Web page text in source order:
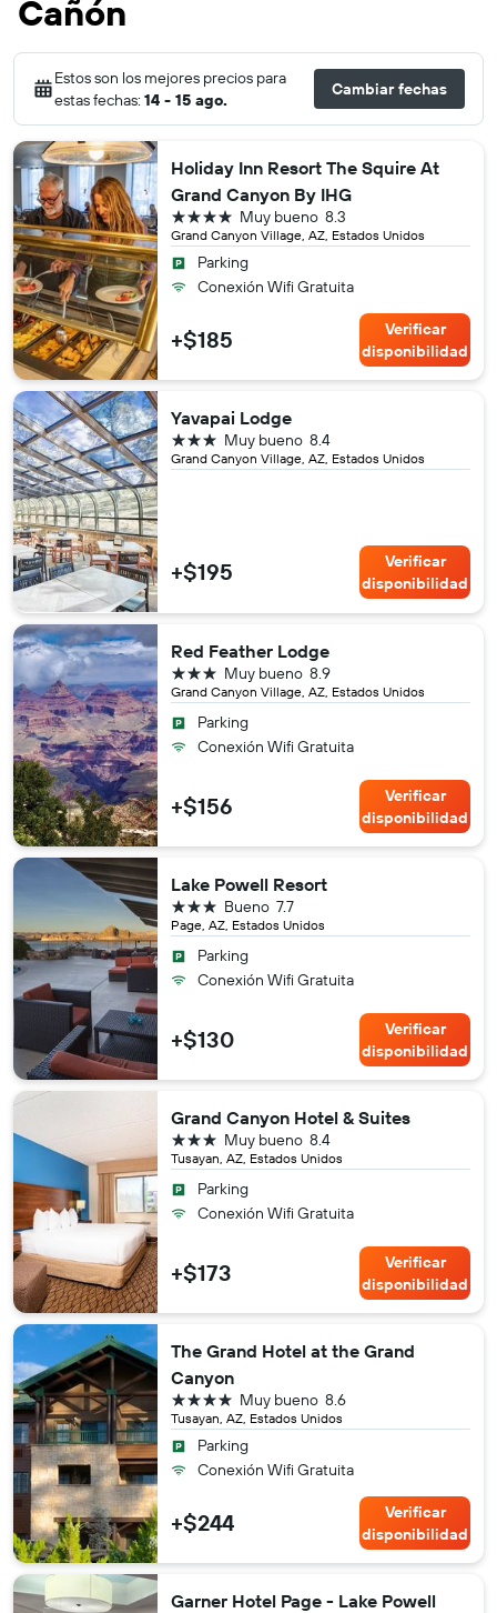
Cañón
Estos son los mejores precios para
estas fechas: 14 - 15 ago.
Cambiar fechas
Holiday Inn Resort The Squire At
Grand Canyon By IHG
Grand Canyon Village, AZ, Estados Unidos
8.3
Muy bueno
4 estrellas
Parking
Conexión Wifi Gratuita
+$185
Verificar
disponibilidad
Yavapai Lodge
Grand Canyon Village, AZ, Estados Unidos
8.4
Muy bueno
3 estrellas
+$195
Verificar
disponibilidad
Red Feather Lodge
Grand Canyon Village, AZ, Estados Unidos
8.9
Muy bueno
3 estrellas
Parking
Conexión Wifi Gratuita
+$156
Verificar
disponibilidad
Lake Powell Resort
Page, AZ, Estados Unidos
7.7
Bueno
3 estrellas
Parking
Conexión Wifi Gratuita
+$130
Verificar
disponibilidad
Grand Canyon Hotel & Suites
Tusayan, AZ, Estados Unidos
8.4
Muy bueno
3 estrellas
Parking
Conexión Wifi Gratuita
+$173
Verificar
disponibilidad
The Grand Hotel at the Grand
Canyon
Tusayan, AZ, Estados Unidos
8.6
Muy bueno
4 estrellas
Parking
Conexión Wifi Gratuita
+$244
Verificar
disponibilidad
Garner Hotel Page - Lake Powell